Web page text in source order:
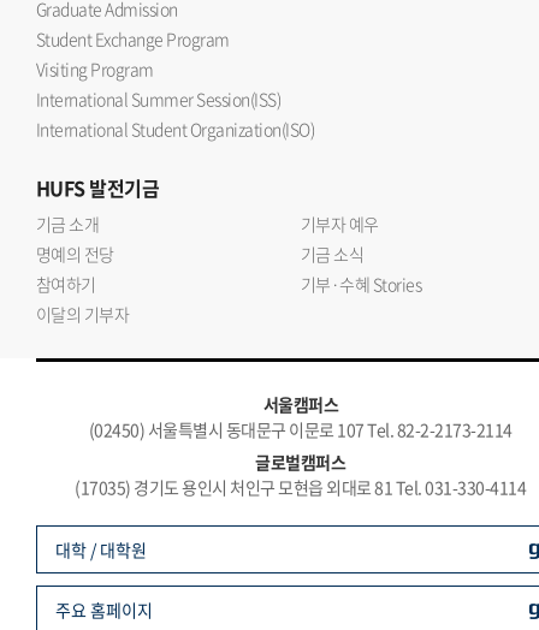
Graduate Admission
Student Exchange Program
Visiting Program
International Summer Session(ISS)
International Student Organization(ISO)
HUFS발전기금
기금 소개
기부자 예우
명예의 전당
기금 소식
참여하기
기부·수혜 Stories
이달의 기부자
서울캠퍼스
(02450) 서울특별시 동대문구 이문로 107 Tel. 82-2-2173-2114
글로벌캠퍼스
(17035) 경기도 용인시 처인구 모현읍 외대로 81 Tel. 031-330-4114
대학 / 대학원
주요 홈페이지